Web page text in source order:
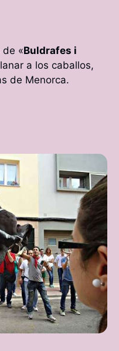
«Buldrafes i
a los caballos,
de Menorca.